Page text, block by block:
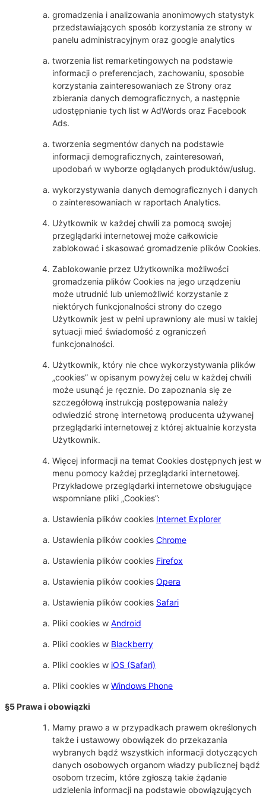
gromadzenia i analizowania anonimowych statystyk
przedstawiających sposób korzystania ze strony w
panelu administracyjnym oraz google analytics
tworzenia list remarketingowych na podstawie
informacji o preferencjach, zachowaniu, sposobie
korzystania zainteresowaniach ze Strony oraz
zbierania danych demograficznych, a następnie
udostępnianie tych list w AdWords oraz Facebook
Ads.
tworzenia segmentów danych na podstawie
informacji demograficznych, zainteresowań,
upodobań w wyborze oglądanych produktów/usług.
wykorzystywania danych demograficznych i danych
o zainteresowaniach w raportach Analytics.
Użytkownik w każdej chwili za pomocą swojej
przeglądarki internetowej może całkowicie
zablokować i skasować gromadzenie plików Cookies.
Zablokowanie przez Użytkownika możliwości
gromadzenia plików Cookies na jego urządzeniu
może utrudnić lub uniemożliwić korzystanie z
niektórych funkcjonalności strony do czego
Użytkownik jest w pełni uprawniony ale musi w takiej
sytuacji mieć świadomość z ograniczeń
funkcjonalności.
Użytkownik, który nie chce wykorzystywania plików
„cookies” w opisanym powyżej celu w każdej chwili
może usunąć je ręcznie. Do zapoznania się ze
szczegółową instrukcją postępowania należy
odwiedzić stronę internetową producenta używanej
przeglądarki internetowej z której aktualnie korzysta
Użytkownik.
Więcej informacji na temat Cookies dostępnych jest w
menu pomocy każdej przeglądarki internetowej.
Przykładowe przeglądarki internetowe obsługujące
wspomniane pliki „Cookies”:
Ustawienia plików cookies Internet Explorer
Ustawienia plików cookies Chrome
Ustawienia plików cookies Firefox
Ustawienia plików cookies Opera
Ustawienia plików cookies Safari
Pliki cookies w Android
Pliki cookies w Blackberry
Pliki cookies w iOS (Safari)
Pliki cookies w Windows Phone
§5 Prawa i obowiązki
Mamy prawo a w przypadkach prawem określonych
także i ustawowy obowiązek do przekazania
wybranych bądź wszystkich informacji dotyczących
danych osobowych organom władzy publicznej bądź
osobom trzecim, które zgłoszą takie żądanie
udzielenia informacji na podstawie obowiązujących